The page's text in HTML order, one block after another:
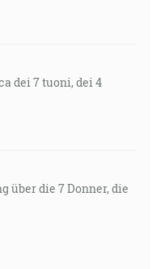
dei 7 tuoni, dei 4
über die 7 Donner, die